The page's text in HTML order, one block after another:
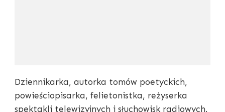
Dziennikarka, autorka tomów poetyckich,
powieściopisarka, felietonistka, reżyserka
spektakli telewizyjnych i słuchowisk radiowych.